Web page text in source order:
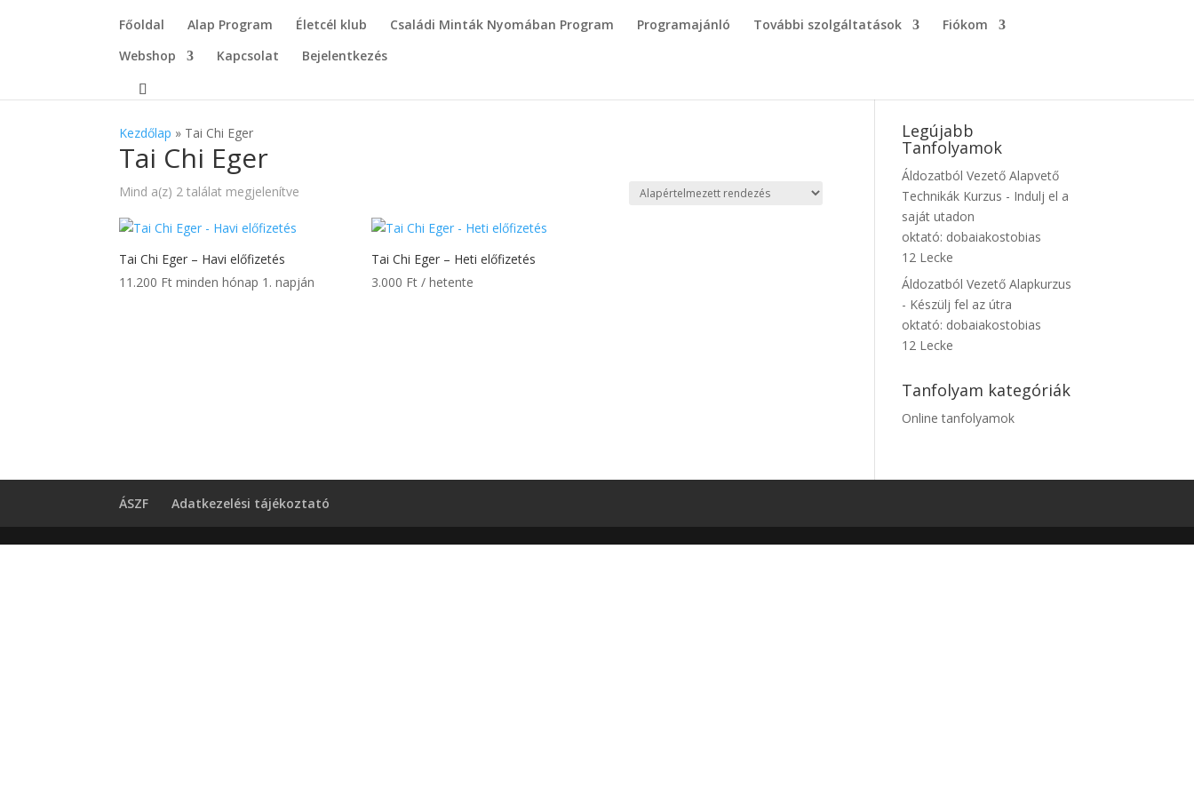
Főoldal Alap Program Életcél klub Családi Minták Nyomában Program Programajánló További szolgáltatások
Fiókom
Webshop
Kapcsolat Bejelentkezés
Kezdőlap » Tai Chi Eger
Tai Chi Eger
Mind a(z) 2 találat megjelenítve
Tai Chi Eger – Havi előfizetés
11.200 Ft minden hónap 1. napján
Tai Chi Eger – Heti előfizetés
3.000 Ft / hetente
Legújabb
Tanfolyamok
Áldozatból Vezető Alapvető
Technikák Kurzus - Indulj el a
saját utadon
oktató: dobaiakostobias
12 Lecke
Áldozatból Vezető Alapkurzus
- Készülj fel az útra
oktató: dobaiakostobias
12 Lecke
Tanfolyam kategóriák
Online tanfolyamok
ÁSZF Adatkezelési tájékoztató